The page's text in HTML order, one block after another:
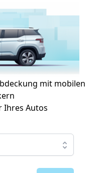
mit mobilen
Ihres Autos